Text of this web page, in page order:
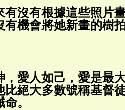
有沒有根據這些照片
有機會將她新畫的樹
，愛人如己，愛是最
比絕大多數號稱基督
。